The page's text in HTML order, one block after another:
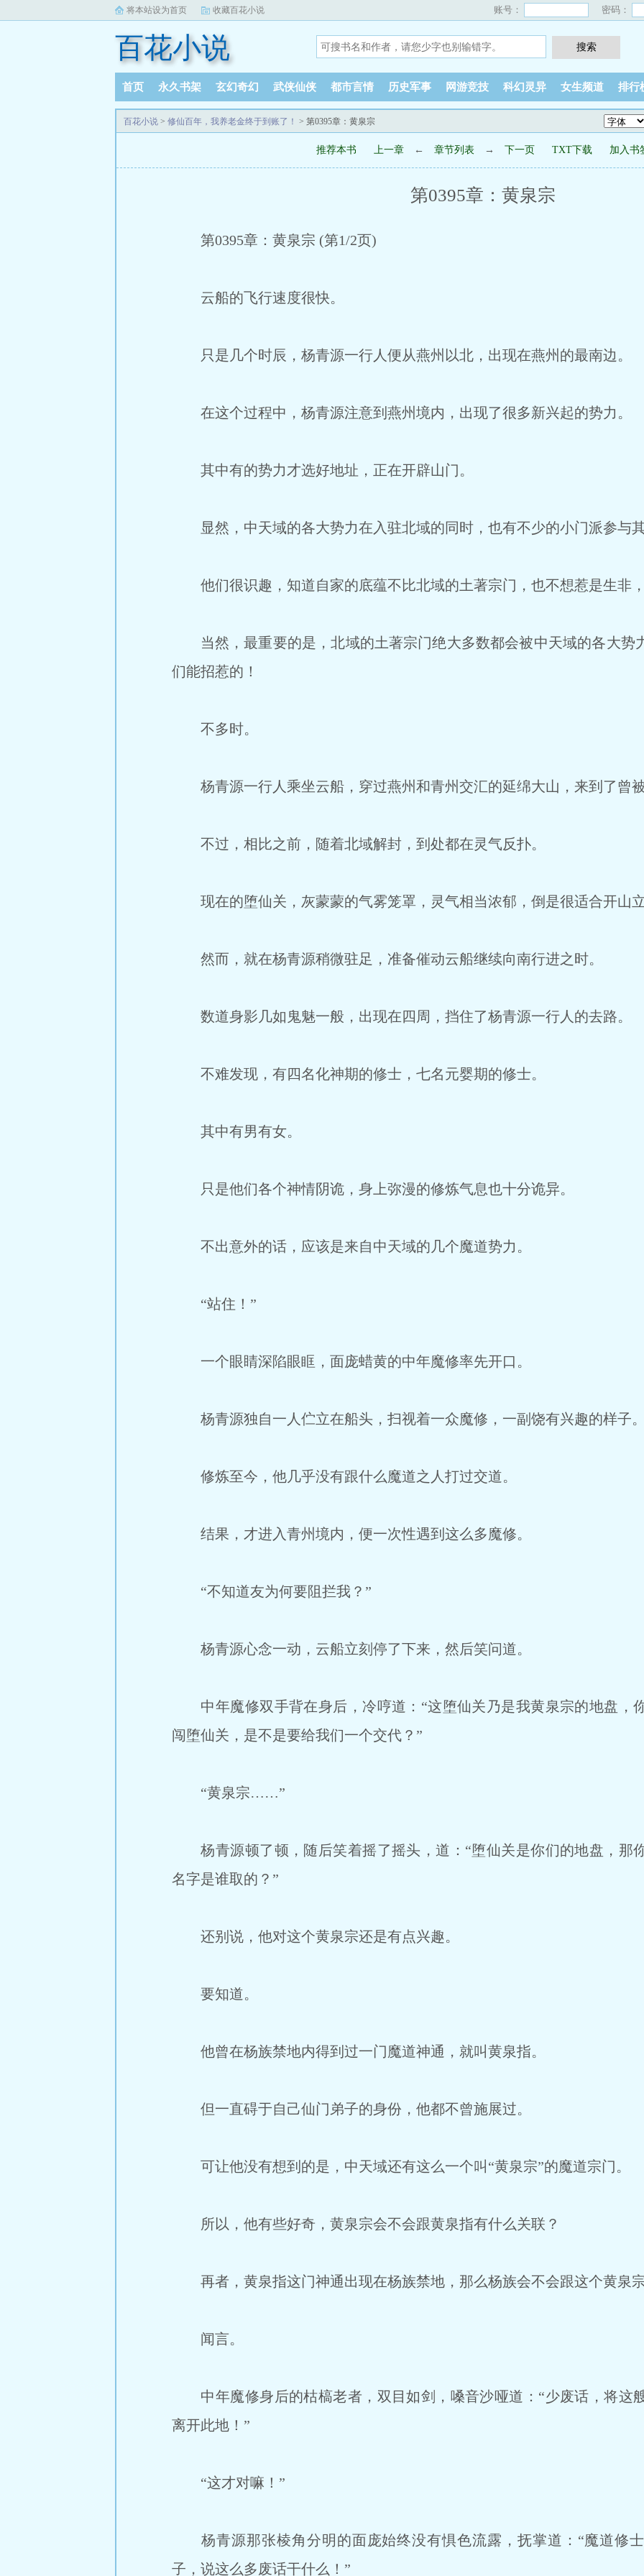
将本站设为首页 收藏百花小说 账号： 密码：
百花小说
首页 永久书架 玄幻奇幻 武侠仙侠 都市言情 历史军事 网游竞技 科幻灵异 女生频道 排行
百花小说 > 修仙百年，我养老金终于到账了！ > 第0395章：黄泉宗
推荐本书 上一章 ← 章节列表 → 下一页 TXT下载 加入书
第0395章：黄泉宗
第0395章：黄泉宗 (第1/2页)
云船的飞行速度很快。
只是几个时辰，杨青源一行人便从燕州以北，出现在燕州的最南边。
在这个过程中，杨青源注意到燕州境内，出现了很多新兴起的势力。
其中有的势力才选好地址，正在开辟山门。
显然，中天域的各大势力在入驻北域的同时，也有不少的小门派参与
他们很识趣，知道自家的底蕴不比北域的土著宗门，也不想惹是生非
当然，最重要的是，北域的土著宗门绝大多数都会被中天域的各大势
们能招惹的！
不多时。
杨青源一行人乘坐云船，穿过燕州和青州交汇的延绵大山，来到了曾
不过，相比之前，随着北域解封，到处都在灵气反扑。
现在的堕仙关，灰蒙蒙的气雾笼罩，灵气相当浓郁，倒是很适合开山
然而，就在杨青源稍微驻足，准备催动云船继续向南行进之时。
数道身影几如鬼魅一般，出现在四周，挡住了杨青源一行人的去路。
不难发现，有四名化神期的修士，七名元婴期的修士。
其中有男有女。
只是他们各个神情阴诡，身上弥漫的修炼气息也十分诡异。
不出意外的话，应该是来自中天域的几个魔道势力。
“站住！”
一个眼睛深陷眼眶，面庞蜡黄的中年魔修率先开口。
杨青源独自一人伫立在船头，扫视着一众魔修，一副饶有兴趣的样子
修炼至今，他几乎没有跟什么魔道之人打过交道。
结果，才进入青州境内，便一次性遇到这么多魔修。
“不知道友为何要阻拦我？”
杨青源心念一动，云船立刻停了下来，然后笑问道。
中年魔修双手背在身后，冷哼道：“这堕仙关乃是我黄泉宗的地盘，
闯堕仙关，是不是要给我们一个交代？”
“黄泉宗……”
杨青源顿了顿，随后笑着摇了摇头，道：“堕仙关是你们的地盘，那
名字是谁取的？”
还别说，他对这个黄泉宗还是有点兴趣。
要知道。
他曾在杨族禁地内得到过一门魔道神通，就叫黄泉指。
但一直碍于自己仙门弟子的身份，他都不曾施展过。
可让他没有想到的是，中天域还有这么一个叫“黄泉宗”的魔道宗门。
所以，他有些好奇，黄泉宗会不会跟黄泉指有什么关联？
再者，黄泉指这门神通出现在杨族禁地，那么杨族会不会跟这个黄泉
闻言。
中年魔修身后的枯槁老者，双目如剑，嗓音沙哑道：“少废话，将这
离开此地！”
“这才对嘛！”
杨青源那张棱角分明的面庞始终没有惧色流露，抚掌道：“魔道修
子，说这么多废话干什么！”